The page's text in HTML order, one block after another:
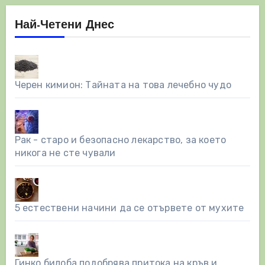
Най-Четени Днес
Черен кимион: Тайната на това лечебно чудо
Рак - старо и безопасно лекарство, за което
никога не сте чували
5 естествени начини да се отървете от мухите